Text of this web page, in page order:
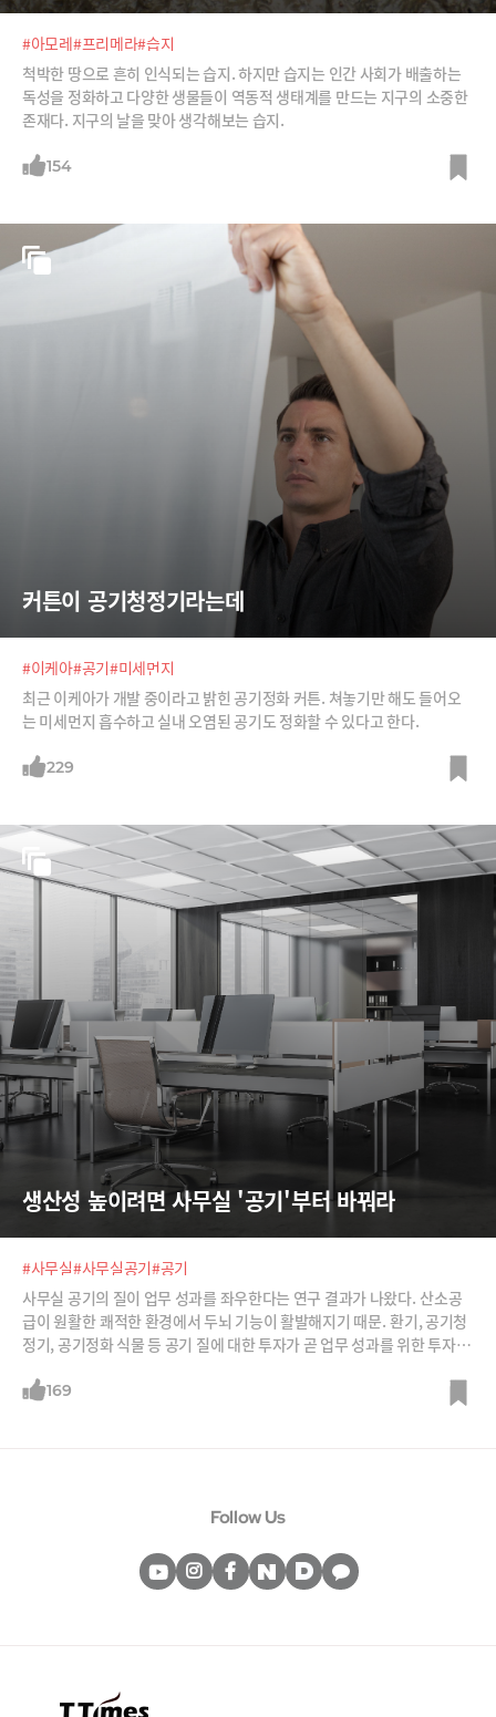
#아모레#프리메라#습지
척박한 땅으로 흔히 인식되는 습지. 하지만 습지는 인간 사회가 배출하는
독성을 정화하고 다양한 생물들이 역동적 생태계를 만드는 지구의 소중한
존재다. 지구의 날을 맞아 생각해보는 습지.
154
커튼이 공기청정기라는데
#이케아#공기#미세먼지
최근 이케아가 개발 중이라고 밝힌 공기정화 커튼. 쳐놓기만 해도 들어오
는 미세먼지 흡수하고 실내 오염된 공기도 정화할 수 있다고 한다.
229
생산성 높이려면 사무실 '공기'부터 바꿔라
#사무실#사무실공기#공기
사무실 공기의 질이 업무 성과를 좌우한다는 연구 결과가 나왔다. 산소공
급이 원활한 쾌적한 환경에서 두뇌 기능이 활발해지기 때문. 환기, 공기청
정기, 공기정화 식물 등 공기 질에 대한 투자가 곧 업무 성과를 위한 투자인
169
Follow Us